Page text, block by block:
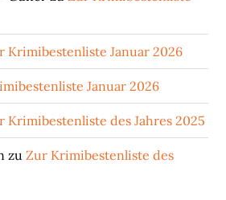
Krimibestenliste Januar 2026
Januar 2026
Krimibestenliste des Jahres 2025
zuZur Krimibestenliste des